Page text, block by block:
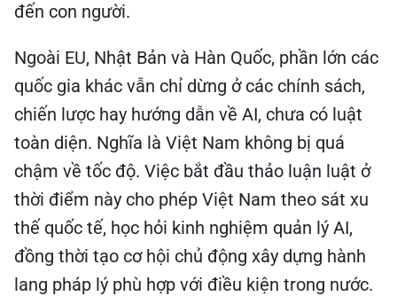
đến con người.
Ngoài EU, Nhật Bản và Hàn Quốc, phần lớn các
quốc gia khác vẫn chỉ dừng ở các chính sách,
chiến lược hay hướng dẫn về AI, chưa có luật
toàn diện. Nghĩa là Việt Nam không bị quá
chậm về tốc độ. Việc bắt đầu thảo luận luật ở
thời điểm này cho phép Việt Nam theo sát xu
thế quốc tế, học hỏi kinh nghiệm quản lý AI,
đồng thời tạo cơ hội chủ động xây dựng hành
lang pháp lý phù hợp với điều kiện trong nước.